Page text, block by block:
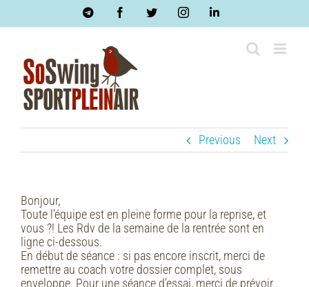
TelegramFacebookTwitterInstagramLinkedIn
Previous Next
Bonjour,
Toute l’équipe est en pleine forme pour la reprise, et
vous ?! Les Rdv de la semaine de la rentrée sont en
ligne ci-dessous.
En début de séance : si pas encore inscrit, merci de
remettre au coach votre dossier complet, sous
enveloppe. Pour une séance d’essai, merci de prévoir